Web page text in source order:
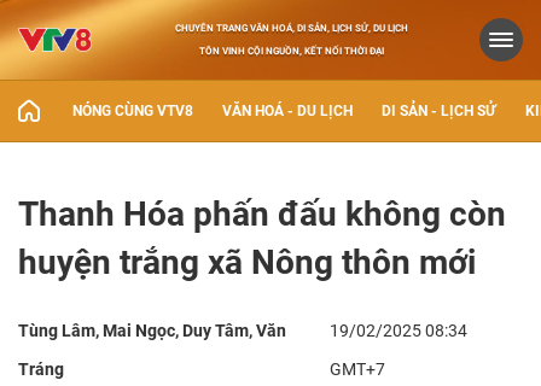
CHUYÊN TRANG VĂN HOÁ, DI SẢN, LỊCH SỬ, DU LỊCH
TÔN VINH CỘI NGUỒN, KẾT NỐI THỜI ĐẠI
NÓNG CÙNG VTV8 VĂN HOÁ - DU LỊCH DI SẢN - LỊCH SỬ
Thanh Hóa phấn đấu không còn
huyện trắng xã Nông thôn mới
Tùng Lâm, Mai Ngọc, Duy Tâm, Văn
Tráng
19/02/2025 08:34
GMT+7